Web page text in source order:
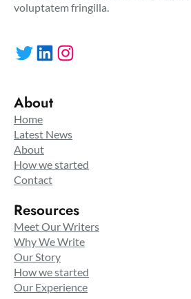
voluptatem fringilla.
Twitter LinkedIn Instagram
About
Home
Latest News
About
How we started
Contact
Resources
Meet Our Writers
Why We Write
Our Story
How we started
Our Experience